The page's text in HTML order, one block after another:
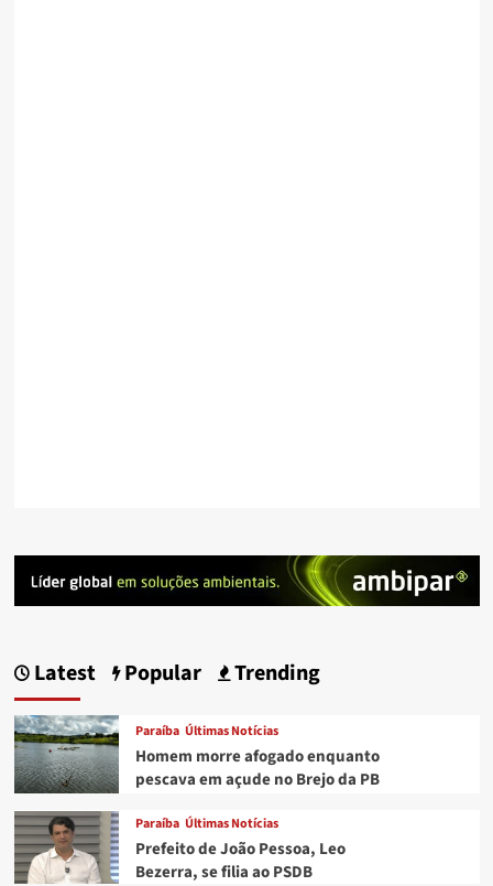
Latest Popular Trending
Paraíba Últimas Notícias
Homem morre afogado enquanto
pescava em açude no Brejo da PB
Paraíba Últimas Notícias
Prefeito de João Pessoa, Leo
Bezerra, se filia ao PSDB